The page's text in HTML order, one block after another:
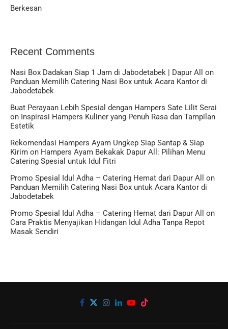
Berkesan
Recent Comments
Nasi Box Dadakan Siap 1 Jam di Jabodetabek | Dapur All
on
Panduan Memilih Catering Nasi Box untuk Acara Kantor di
Jabodetabek
Buat Perayaan Lebih Spesial dengan Hampers Sate Lilit Serai
on Inspirasi Hampers Kuliner yang Penuh Rasa dan Tampilan
Estetik
Rekomendasi Hampers Ayam Ungkep Siap Santap & Siap
Kirim on Hampers Ayam Bekakak Dapur All: Pilihan Menu
Catering Spesial untuk Idul Fitri
Promo Spesial Idul Adha – Catering Hemat dari Dapur All
on
Panduan Memilih Catering Nasi Box untuk Acara Kantor di
Jabodetabek
Promo Spesial Idul Adha – Catering Hemat dari Dapur All
on
Cara Praktis Menyajikan Hidangan Idul Adha Tanpa Repot
Masak Sendiri